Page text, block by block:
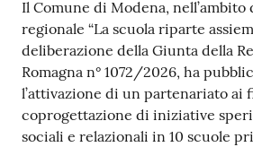
Contenuto
Il Comune di Modena,
regionale “La scuola riparte
deliberazione della Giunta della
Romagna n° 1072/2026, ha
l’attivazione di un partenariato ai
coprogettazione di iniziative
sociali e relazionali in 10 scuole